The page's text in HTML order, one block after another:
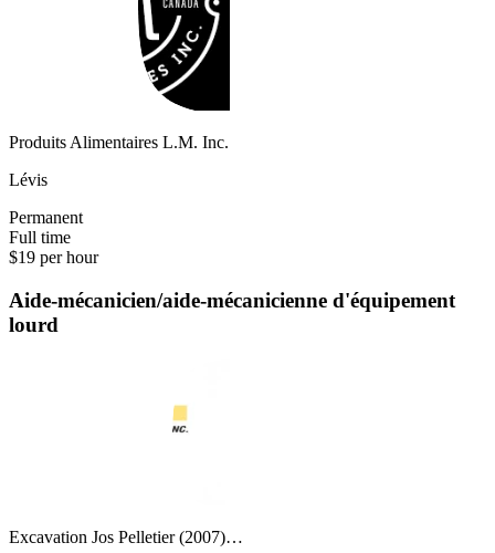
Produits Alimentaires L.M. Inc.
Lévis
Permanent
Full time
$19 per hour
Aide-mécanicien/aide-mécanicienne d'équipement
lourd
Excavation Jos Pelletier (2007)…